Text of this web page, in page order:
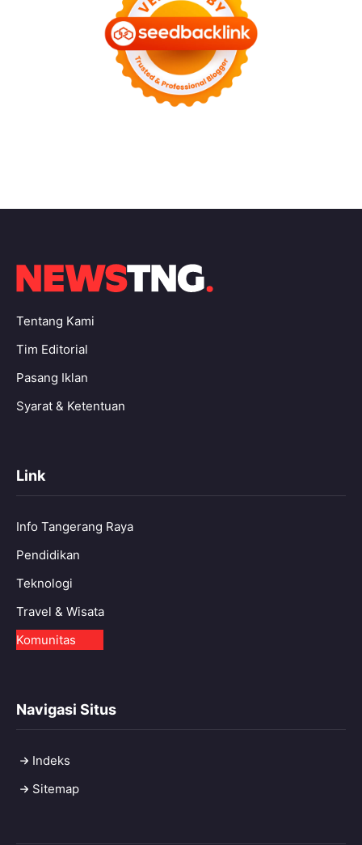
Tentang Kami
Tim Editorial
Pasang Iklan
Syarat & Ketentuan
Link
Info Tangerang Raya
Pendidikan
Teknologi
Travel & Wisata
Komunitas
Navigasi Situs
Indeks
Sitemap